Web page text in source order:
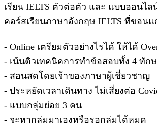
เรียน IELTS ตัวต่อตัว และ แบบออนไล
คอร์สเรียนภาษาอังกฤษ IELTS ที่ขอน
- Online เตรียมตัวอย่างไรได้ ให้ได้
- เน้นติวเทคนิคการทำข้อสอบทั้ง 4 ทัก
- สอนสดโดยเจ้าของภาษาผู้เชี่ยวชาญ
- ประหยัดเวลาเดินทาง ไม่เสี่ยงต่อ
- แบบกลุ่มย่อย 3 คน
- จะหากลุ่มมาเองหรือรอกลุ่มได้หมด